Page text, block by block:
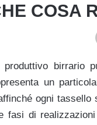
COSA
produttivo birrario
un
ogni
fasi di